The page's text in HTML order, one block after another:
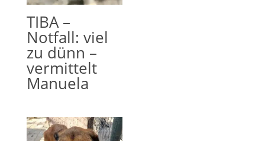
TIBA –
Notfall: viel
zu dünn –
vermittelt
Manuela